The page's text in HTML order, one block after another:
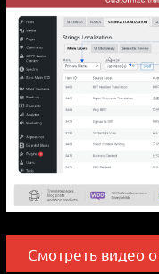
Смотреть видео